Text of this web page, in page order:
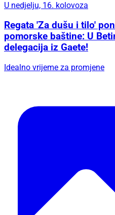
U nedjelju, 16. kolovoza
Regata 'Za dušu i tilo'
pomorske baštine: U
delegacija iz Gaete!
Idealno vrijeme za promjene